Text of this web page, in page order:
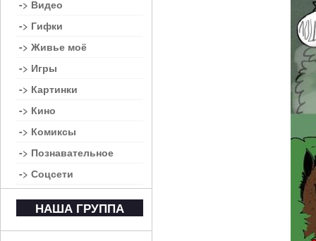
-> Видео
-> Гифки
-> Живье моё
-> Игры
-> Картинки
-> Кино
-> Комиксы
-> Познавательное
-> Соцсети
НАША ГРУППА